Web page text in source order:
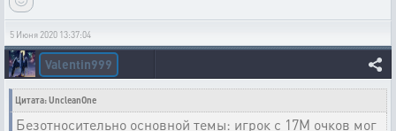
5 Июня 2020 13:37:04
Valentin999
Цитата: UncleanOne
Безотносительно основной темы: игрок с 17М очков мог